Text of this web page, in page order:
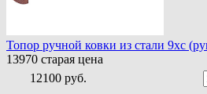
Топор ручной ковки из стали 9хс
13970 старая цена
12100 руб.